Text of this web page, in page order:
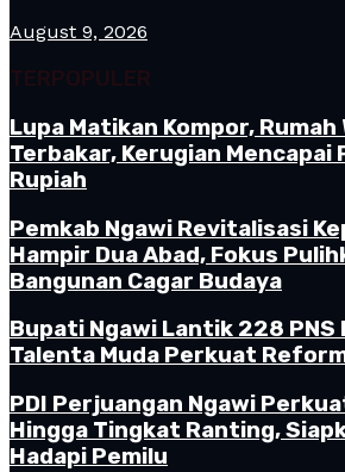
August 9, 2026
TERPOPULER
Lupa Matikan Kompor, Rumah
Terbakar, Kerugian Mencapai
Rupiah
Pemkab Ngawi Revitalisasi
Hampir Dua Abad, Fokus
Bangunan Cagar Budaya
Bupati Ngawi Lantik 228 PNS
Talenta Muda Perkuat
PDI Perjuangan Ngawi
Hingga Tingkat Ranting,
Hadapi Pemilu